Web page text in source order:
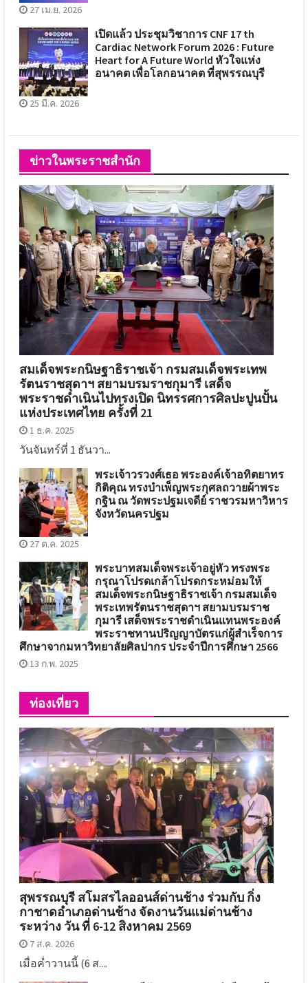
27 เม.ย. 2026
เปิดแล้ว ประชุมวิชาการ CNF 17 th
Cardiac Network Forum 2026 : Future
Heart for A Future World หัวใจแห่ง
อนาคต เพื่อโลกอนาคต ที่สุพรรณบุรี
25 มี.ค. 2026
ข่าวในพระราชสำนัก
สมเด็จพระกนิษฐาธิราชเจ้า กรมสมเด็จพระเทพ
รัตนราชสุดาฯ สยามบรมราชกุมารี เสด็จ
พระราชดำเนินไปทรงเปิด นิทรรศการศิลปะปูนปั้น
แห่งประเทศไทย ครั้งที่ 21
1 ธ.ค. 2025
วันจันทร์ที่ 1 ธันวา...
พระเจ้าวรวงศ์เธอ พระองค์เจ้าอทิตยาทร
กิติคุณ ทรงบำเพ็ญพระกุศลถวายผ้าพระ
กฐิน ณ วัดพระปฐมเจดีย์ ราชวรมหาวิหาร
จังหวัดนครปฐม
27 ต.ค. 2025
พระบาทสมเด็จพระเจ้าอยู่หัว ทรงพระ
กรุณาโปรดเกล้าโปรดกระหม่อมให้
สมเด็จพระกนิษฐาธิราชเจ้า กรมสมเด็จ
พระเทพรัตนราชสุดาฯ สยามบรมราช
กุมารี เสด็จพระราชดำเนินแทนพระองค์
พระราชทานปริญญาบัตรแก่ผู้สำเร็จการ
ศึกษาจากมหาวิทยาลัยศิลปากร ประจำปีการศึกษา 2566
13 ก.พ. 2025
ท่องเที่ยว
สุพรรณบุรี สโมสรไลออนส์ด่านช้าง ร่วมกับ กิ่ง
กาชาดอำเภอด่านช้าง จัดงานวันแม่ด่านช้าง
ระหว่าง วัน ที่ 6-12 สิงหาคม 2569
7 ส.ค. 2026
เมื่อค่ำวานนี้ (6 ส....